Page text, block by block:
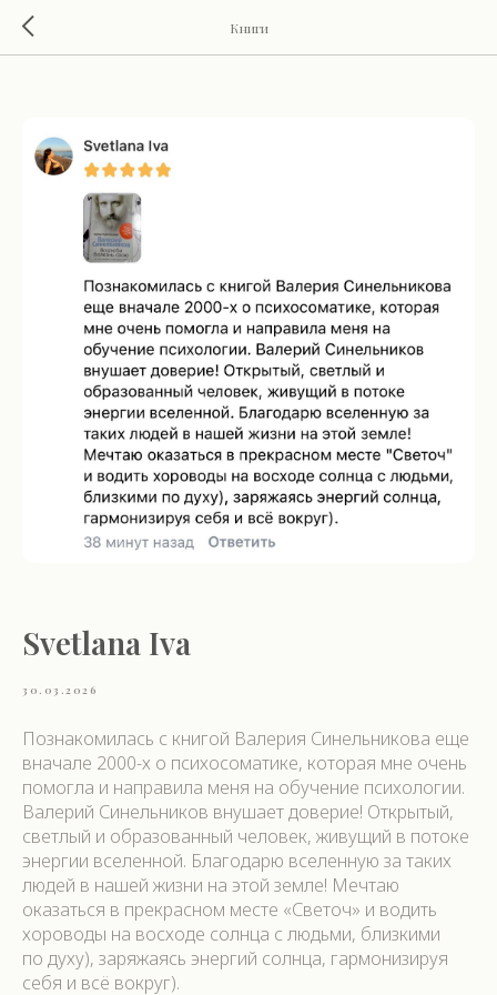
Книги
Svetlana Iva
30.03.2026
Познакомилась с книгой Валерия Синельникова еще
вначале 2000-х о психосоматике, которая мне очень
помогла и направила меня на обучение психологии.
Валерий Синельников внушает доверие! Открытый,
светлый и образованный человек, живущий в потоке
энергии вселенной. Благодарю вселенную за таких
людей в нашей жизни на этой земле! Мечтаю
оказаться в прекрасном месте «Светоч» и водить
хороводы на восходе солнца с людьми, близкими
по духу), заряжаясь энергий солнца, гармонизируя
себя и всё вокруг).